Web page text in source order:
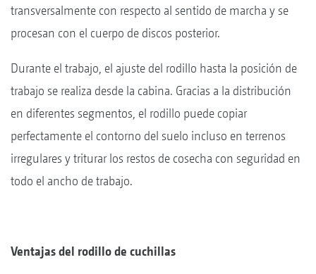
transversalmente con respecto al sentido de marcha y se
procesan con el cuerpo de discos posterior.
Durante el trabajo, el ajuste del rodillo hasta la posición de
trabajo se realiza desde la cabina. Gracias a la distribución
en diferentes segmentos, el rodillo puede copiar
perfectamente el contorno del suelo incluso en terrenos
irregulares y triturar los restos de cosecha con seguridad en
todo el ancho de trabajo.
Ventajas del rodillo de cuchillas